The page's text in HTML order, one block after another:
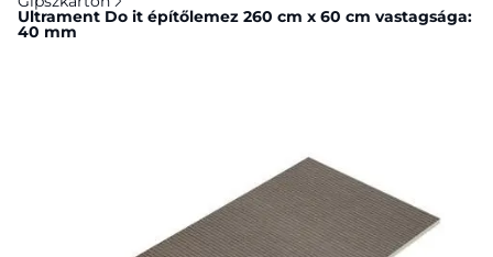
Ultrament Do it építőlemez 260 cm x 60 cm vastagsága:
40 mm